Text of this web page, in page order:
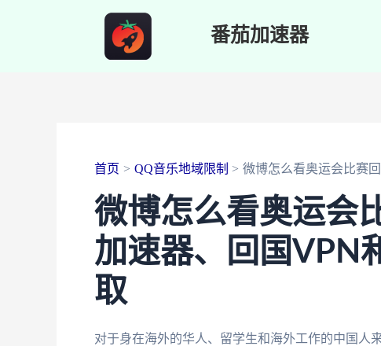
番茄加速器
首页 QQ音乐地域限制 微博怎么看奥运会比赛
微博怎么看奥运会
加速器、回国VPN
取
对于身在海外的华人、留学生和海外工作的中国人